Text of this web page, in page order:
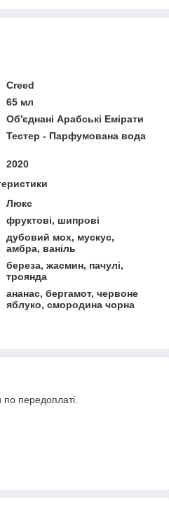
Creed
65 мл
Об'єднані Арабські Емірати
Тестер - Парфумована вода
2020
Люкс
фруктові, шипрові
дубовий мох, мускус,
амбра, ваніль
береза, жасмин, пачулі,
троянда
ананас, бергамот, червоне
яблуко, смородина чорна
по передоплаті.